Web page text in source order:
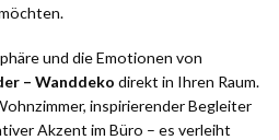
und die Emotionen von
– Wanddeko direkt in Ihren Raum.
inspirierender Begleiter
Akzent im Büro – es verleiht